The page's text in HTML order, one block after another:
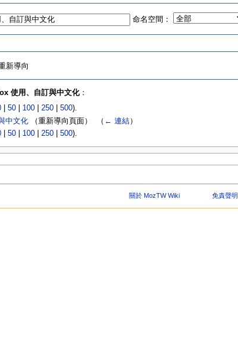
命名空間：
新導向
使用、自訂與中文化：
| 50| 100| 250| 500).
中文化（重新導向頁面） ‎ （ ← 連結）
| 50| 100| 250| 500).
關於 MozTW Wiki 免責聲明